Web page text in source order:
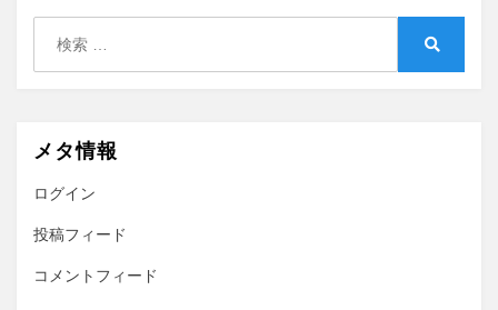
メタ情報
ログイン
投稿フィード
コメントフィード